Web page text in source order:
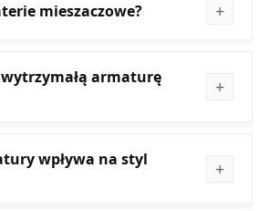
mieszaczowe?
armaturę
wpływa na styl